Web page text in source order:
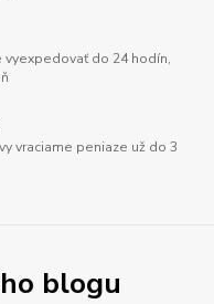
do 24 hodín,
vraciame peniaze už do 3
blogu